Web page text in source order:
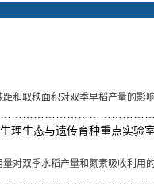
距和取秧面积对双季早稻产量的影
理生态与遗传育种重点实验
量对双季水稻产量和氮素吸收利用